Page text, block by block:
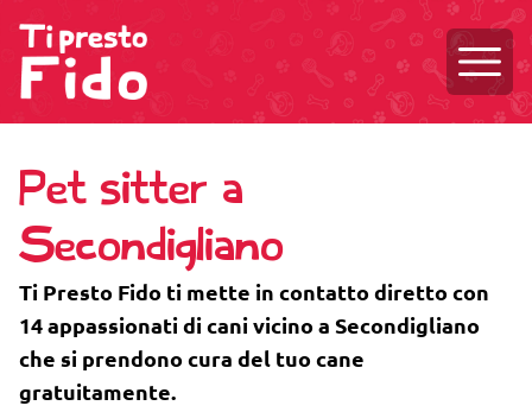
Pet sitter a
Secondigliano
Ti Presto Fido ti mette in contatto diretto con
14 appassionati di cani vicino a Secondigliano
che si prendono cura del tuo cane
gratuitamente.